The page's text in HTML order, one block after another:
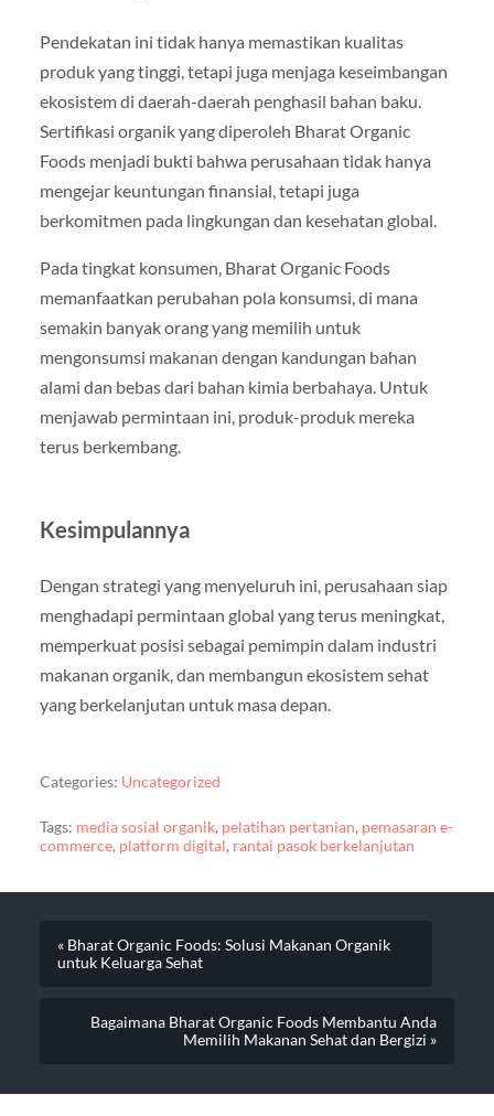
Pendekatan ini tidak hanya memastikan kualitas
produk yang tinggi, tetapi juga menjaga keseimbangan
ekosistem di daerah-daerah penghasil bahan baku.
Sertifikasi organik yang diperoleh Bharat Organic
Foods menjadi bukti bahwa perusahaan tidak hanya
mengejar keuntungan finansial, tetapi juga
berkomitmen pada lingkungan dan kesehatan global.
Pada tingkat konsumen, Bharat Organic Foods
memanfaatkan perubahan pola konsumsi, di mana
semakin banyak orang yang memilih untuk
mengonsumsi makanan dengan kandungan bahan
alami dan bebas dari bahan kimia berbahaya. Untuk
menjawab permintaan ini, produk-produk mereka
terus berkembang.
Kesimpulannya
Dengan strategi yang menyeluruh ini, perusahaan siap
menghadapi permintaan global yang terus meningkat,
memperkuat posisi sebagai pemimpin dalam industri
makanan organik, dan membangun ekosistem sehat
yang berkelanjutan untuk masa depan.
Categories: Uncategorized
Tags: media sosial organik, pelatihan pertanian, pemasaran e-
commerce, platform digital, rantai pasok berkelanjutan
« Bharat Organic Foods: Solusi Makanan Organik
untuk Keluarga Sehat
Bagaimana Bharat Organic Foods Membantu Anda
Memilih Makanan Sehat dan Bergizi »